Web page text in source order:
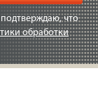
что
обработки